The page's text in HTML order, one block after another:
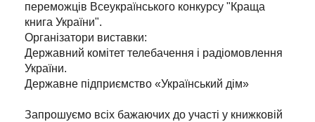
переможців Всеукраїнського конкурсу "Краща
книга України".
Організатори виставки:
Державний комітет телебачення і радіомовлення
України.
Державне підприємство «Український дім»
Запрошуємо всіх бажаючих до участі у книжковій